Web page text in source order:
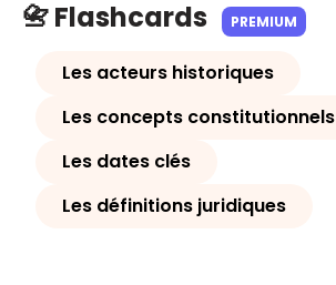
📇 Flashcards PREMIUM
Les acteurs historiques
Les concepts constitutionnels
Les dates clés
Les définitions juridiques